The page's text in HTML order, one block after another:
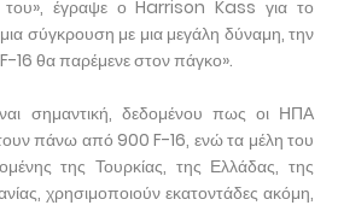
του», έγραψε ο Harrison Kass για το
σύγκρουση με μια μεγάλη δύναμη, την
16 θα παρέμενε στον πάγκο».
σημαντική, δεδομένου πως οι ΗΠΑ
πάνω από 900 F-16, ενώ τα μέλη του
της Τουρκίας, της Ελλάδας, της
χρησιμοποιούν εκατοντάδες ακόμη,